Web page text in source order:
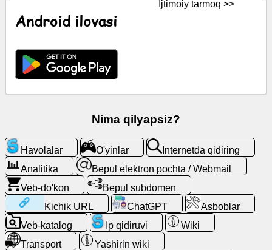
ChatGPT
Kontaktlar
Internetda
qidiring
Bepul
elektron
pochta
/
Webmail
Android ilovasi
Ijtimoiy tarmoq >>
Nima qilyapsiz?
Havolalar O'yinlar
Internetda qidiring
Analitika
Bepul elektron pochta / Webmail
Veb-do'kon
Bepul subdomen
Kichik URL
ChatGPT
Asboblar
Veb-katalog
Ip qidiruvi
Wiki
Transport
Yashirin wiki